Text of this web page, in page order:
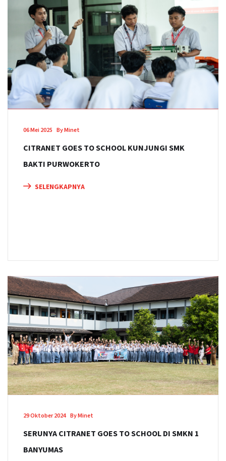
06 Mei 2025 By Minet
CITRANET GOES TO SCHOOL KUNJUNGI SMK
BAKTI PURWOKERTO
SELENGKAPNYA
29 Oktober 2024 By Minet
SERUNYA CITRANET GOES TO SCHOOL DI SMKN 1
BANYUMAS